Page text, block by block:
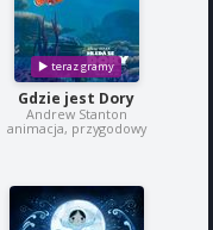
Gdzie jest Dory
Andrew Stanton
animacja, przygodowy